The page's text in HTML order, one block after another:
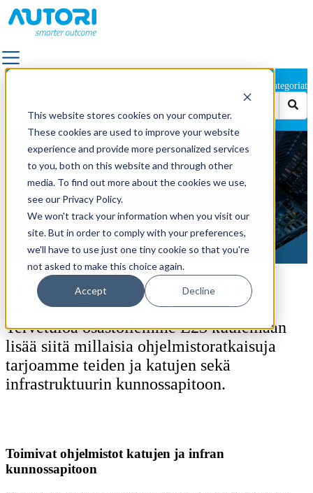
This website stores cookies on your computer.
These cookies are used to improve your website
experience and provide more personalized services
to you, both on this website and through other
media. To find out more about the cookies we use,
see our Privacy Policy.
We won't track your information when you visit our
site. But in order to comply with your preferences,
we'll have to use just one tiny cookie so that you're
not asked to make this choice again.
Accept Decline
KAIKKI RATKAISUT
TIEMERKINTÄ
TEIDEN JA KATUJEN KUNNOSSAPITO
PÄÄLLYSTYS
SÄHKÖNJAKELUVERKKOJEN KUNNOSSAPITO
TIEKUVAUS
ULKOVALAISTUS
MAISEMA- JA LIIKENNESUUNNITTELU
KIINTEISTÖPALVELUT JA ULKOALUEIDEN
HALLINTA
LAADUNVALVONTA
ASIAKKAAT
ENERGIA
INFRASTRUKTUURIN LAADUNHALLINTA
KAUPUNGIT JA KUNNAT
KIINTEISTÖPALVELUT
KUVADATAN KERÄYS
Kategoriat
Autori on mukana
Yhdyskuntatekniikan
näyttelyssä Tampereella
Autori
29.4.2025 9:36:51
Autori osallistuu Yhdyskuntatekniikan
näyttelyyn Tampereella 14.-15.5.2025.
Tervetuloa osastollemme E23 kuulemaan
lisää siitä millaisia ohjelmistoratkaisuja
tarjoamme teiden ja katujen sekä
infrastruktuurin kunnossapitoon.
Toimivat ohjelmistot katujen ja infran
kunnossapitoon